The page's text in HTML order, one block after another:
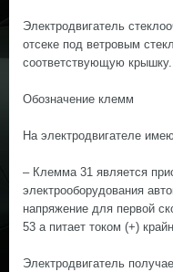
Электродвигатель
отсеке под ветровым
соответствующую крышку.
Обозначение клемм
На электродвигателе
– Клемма 31 является
электрооборудования
напряжение для первой
53 а питает током (+)
Электродвигатель